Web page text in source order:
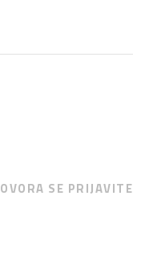
SE PRIJAVITE